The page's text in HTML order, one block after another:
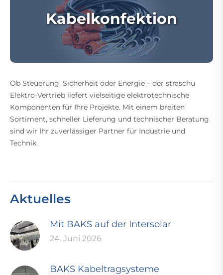
Kabelkonfektion
Ob Steuerung, Sicherheit oder Energie – der straschu
Elektro-Vertrieb liefert vielseitige elektrotechnische
Komponenten für Ihre Projekte. Mit einem breiten
Sortiment, schneller Lieferung und technischer Beratung
sind wir Ihr zuverlässiger Partner für Industrie und
Technik.
Aktuelles
Mit BAKS auf der Intersolar
24. Juni 2026
BAKS Kabeltragsysteme